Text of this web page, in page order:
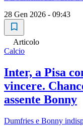
28 Gen 2026 - 09:43
Articolo
Calcio
Inter, a Pisa
vincere.
assente Bonny
Dumfries e Bonny